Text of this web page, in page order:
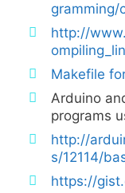
gramming/
http://
Makefile
Arduino
programs
http://
s/12114/
https://